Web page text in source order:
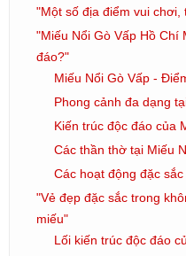
"Một số địa điểm vui chơi,
"Miếu Nổi Gò Vấp Hồ Chí
đáo?"
Miếu Nổi Gò Vấp -
Phong cảnh đa dạng
Kiến trúc độc đáo của
Các thần thờ tại Miếu
Các hoạt động đặc
"Vẻ đẹp đặc sắc trong
miếu"
Lối kiến trúc độc đáo